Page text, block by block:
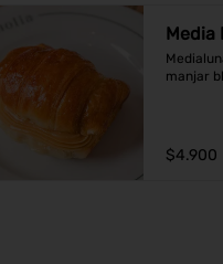
Media
manjar
$4.900